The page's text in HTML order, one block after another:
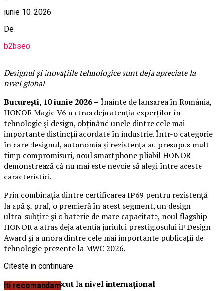
iunie 10, 2026
De
b2bseo
Designul și inovațiile tehnologice sunt deja apreciate la
nivel global
București, 10 iunie 2026 – Înainte de lansarea în România,
HONOR Magic V6 a atras deja atenția experților în
tehnologie și design, obținând unele dintre cele mai
importante distincții acordate în industrie. Într-o categorie
în care designul, autonomia și rezistența au presupus mult
timp compromisuri, noul smartphone pliabil HONOR
demonstrează că nu mai este nevoie să alegi între aceste
caracteristici.
Prin combinația dintre certificarea IP69 pentru rezistență
la apă și praf, o premieră în acest segment, un design
ultra-subțire și o baterie de mare capacitate, noul flagship
HONOR a atras deja atenția juriului prestigiosului iF Design
Award și a unora dintre cele mai importante publicații de
tehnologie prezente la MWC 2026.
Design recunoscut la nivel internațional
Citeste in continuare
Iti recomandam